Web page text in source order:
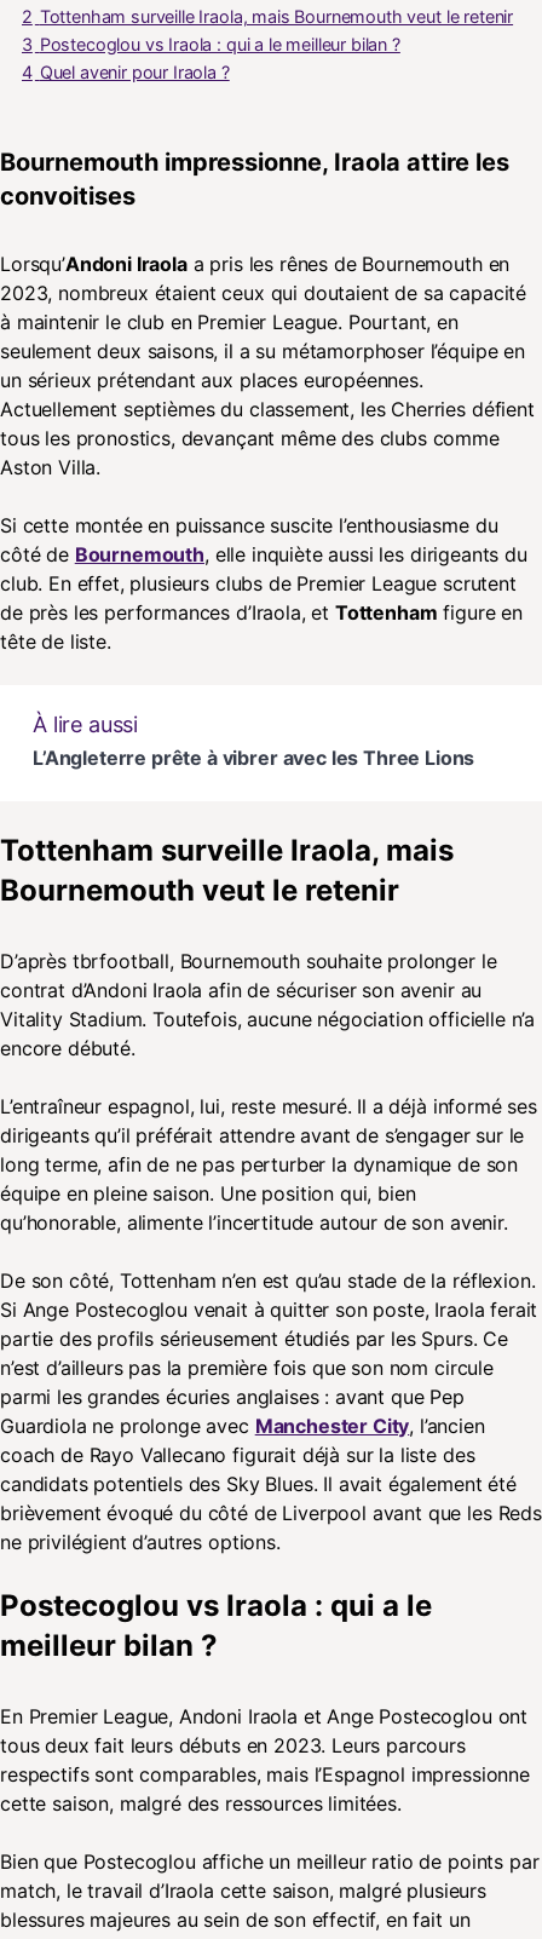
2 Tottenham surveille Iraola, mais Bournemouth veut le retenir
3 Postecoglou vs Iraola : qui a le meilleur bilan ?
4 Quel avenir pour Iraola ?
Bournemouth impressionne, Iraola attire les
convoitises
Lorsqu’Andoni Iraolaa pris les rênes de Bournemouth en
2023, nombreux étaient ceux qui doutaient de sa capacité
à maintenir le club en Premier League. Pourtant, en
seulement deux saisons, il a su métamorphoser l’équipe en
un sérieux prétendant aux places européennes.
Actuellement septièmes du classement, les Cherries défient
tous les pronostics, devançant même des clubs comme
Aston Villa.
Si cette montée en puissance suscite l’enthousiasme du
côté de Bournemouth, elle inquiète aussi les dirigeants du
club. En effet, plusieurs clubs de Premier League scrutent
de près les performances d’Iraola, et Tottenham figure en
tête de liste.
À lire aussi
L’Angleterre prête à vibrer avec les Three Lions
Tottenham surveille Iraola, mais
Bournemouth veut le retenir
D’après tbrfootball, Bournemouth souhaite prolonger le
contrat d’Andoni Iraola afin de sécuriser son avenir au
Vitality Stadium. Toutefois, aucune négociation officielle n’a
encore débuté.
L’entraîneur espagnol, lui, reste mesuré. Il a déjà informé ses
dirigeants qu’il préférait attendre avant de s’engager sur le
long terme, afin de ne pas perturber la dynamique de son
équipe en pleine saison. Une position qui, bien
qu’honorable, alimente l’incertitude autour de son avenir.
De son côté, Tottenham n’en est qu’au stade de la réflexion.
Si Ange Postecoglou venait à quitter son poste, Iraola ferait
partie des profils sérieusement étudiés par les Spurs. Ce
n’est d’ailleurs pas la première fois que son nom circule
parmi les grandes écuries anglaises : avant que Pep
Guardiola ne prolonge avec Manchester City, l’ancien
coach de Rayo Vallecano figurait déjà sur la liste des
candidats potentiels des Sky Blues. Il avait également été
brièvement évoqué du côté de Liverpool avant que les Reds
ne privilégient d’autres options.
Postecoglou vs Iraola : qui a le
meilleur bilan ?
En Premier League, Andoni Iraola et Ange Postecoglou ont
tous deux fait leurs débuts en 2023. Leurs parcours
respectifs sont comparables, mais l’Espagnol impressionne
cette saison, malgré des ressources limitées.
Bien que Postecoglou affiche un meilleur ratio de points par
match, le travail d’Iraola cette saison, malgré plusieurs
blessures majeures au sein de son effectif, en fait un